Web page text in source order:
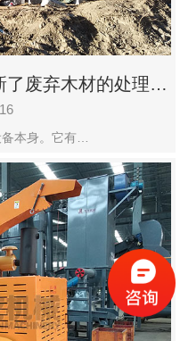
废弃木材的处理模
本身。它有…